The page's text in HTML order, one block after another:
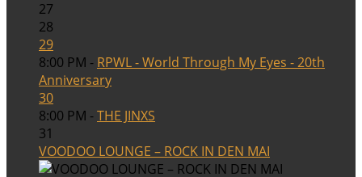
27
28
29
8:00 PM - RPWL - World Through My Eyes - 20th
Anniversary
30
8:00 PM -THE JINXS
31
VOODOO LOUNGE – ROCK IN DEN MAI